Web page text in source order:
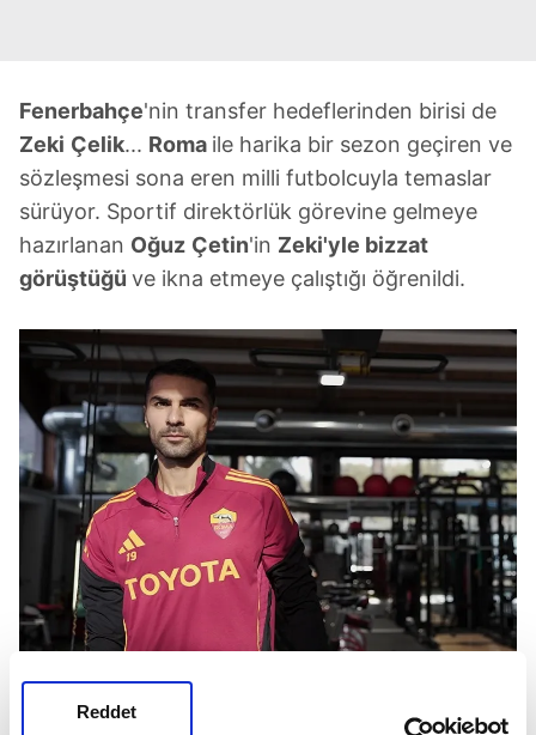
Reddet
Fenerbahçe'nin transfer hedeflerinden birisi de
Zeki Çelik... Roma ile harika bir sezon geçiren ve
sözleşmesi sona eren milli futbolcuyla temaslar
sürüyor. Sportif direktörlük görevine gelmeye
hazırlanan Oğuz Çetin'in Zeki'yle bizzat
görüştüğü ve ikna etmeye çalıştığı öğrenildi.